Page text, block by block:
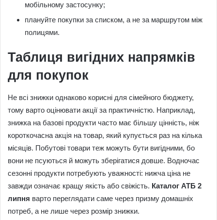
мобільному застосунку;
плануйте покупки за списком, а не за маршрутом між
полицями.
Таблиця вигідних напрямків
для покупок
Не всі знижки однаково корисні для сімейного бюджету,
тому варто оцінювати акції за практичністю. Наприклад,
знижка на базові продукти часто має більшу цінність, ніж
короткочасна акція на товар, який купується раз на кілька
місяців. Побутові товари теж можуть бути вигідними, бо
вони не псуються й можуть зберігатися довше. Водночас
сезонні продукти потребують уважності: нижча ціна не
завжди означає кращу якість або свіжість. Каталог АТБ 2
липня варто переглядати саме через призму домашніх
потреб, а не лише через розмір знижки.